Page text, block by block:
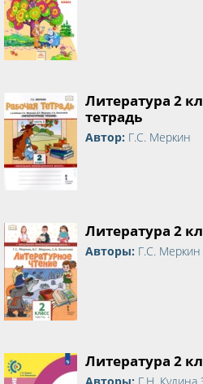
Литература 2
тетрадь
Автор: Г.С. Меркин
Литература 2
Авторы: Г.С.
Литература 2